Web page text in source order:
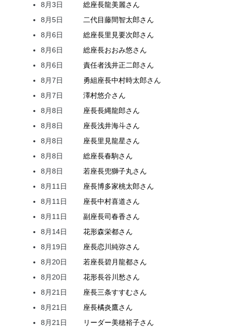
8月3日
総座長龍美麗さん
8月5日
二代目藤間智太郎さん
8月6日
総座長里見要次郎さん
8月6日
総座長おおみ悠さん
8月6日
責任者浅井正二郎さん
8月7日
勇組座長中村時太郎さん
8月7日
澤村悠介さん
8月8日
座長長縄龍郎さん
8月8日
座長浅井海斗さん
8月8日
座長里見龍星さん
8月8日
総座長春駒さん
8月8日
若座長兜獅子丸さん
8月11日
座長博多家桃太郎さん
8月11日
座長中村喜道さん
8月11日
副座長司春香さん
8月14日
花形森栄都さん
8月19日
座長恋川純弥さん
8月20日
若座長碧月龍都さん
8月20日
花形長谷川愁さん
8月21日
座長三条すすむさん
8月21日
座長橘炎鷹さん
8月21日
リーダー美穂裕子さん